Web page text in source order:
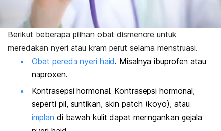
Berikut beberapa pilihan obat dismenore untuk
meredakan nyeri atau kram perut selama menstruasi.
Obat pereda nyeri haid. Misalnya ibuprofen atau
naproxen.
Kontrasepsi hormonal. Kontrasepsi hormonal,
seperti pil, suntikan, skin patch (koyo), atau
implan di bawah kulit dapat meringankan gejala